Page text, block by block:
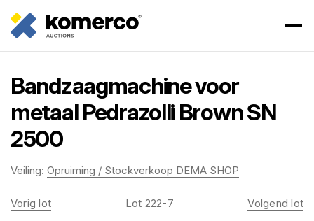
Bandzaagmachine voor
metaal Pedrazolli Brown SN
2500
Veiling: Opruiming / Stockverkoop DEMA SHOP
Vorig lot Lot 222-7 Volgend lot